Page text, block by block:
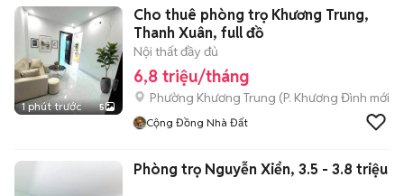
1 phút trước 5
Cho thuê phòng trọ Khương Trung,
Thanh Xuân, full đồ
Nội thất đầy đủ
6,8 triệu/tháng
Phường Khương Trung (P. Khương Đình mới)
Cộng Đồng Nhà Đất
Phòng trọ Nguyễn Xiển, 3.5 - 3.8 triệu